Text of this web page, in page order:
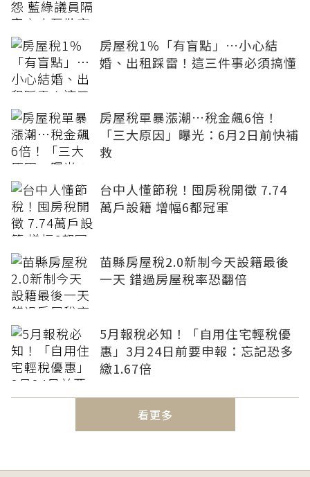
房屋稅1％「有盲點」…小心結
婚、出租踩雷！這三件事必須搞懂
房屋稅單暴漲潮…稅金飆6倍！
「三大原因」曝光：6月2日前快補
救
台中人懂節稅！囤房稅開徵 7.74
萬戶設籍 增幅6都冠軍
苗縣房屋稅2.0新制今天設籍最後
一天 錯過房屋稅率恐翻倍
5月報稅必知！「自用住宅輕稅優
惠」3月24日前要申報：忘記恐多
繳1.67倍
看更多